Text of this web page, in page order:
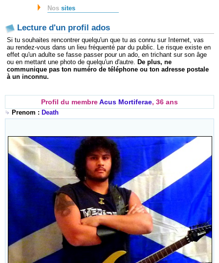
Nossites
Lecture d'un profil ados
Si tu souhaites rencontrer quelqu'un que tu as connu sur Internet, vas
au rendez-vous dans un lieu fréquenté par du public. Le risque existe en
effet qu'un adulte se fasse passer pour un ado, en trichant sur son âge
ou en mettant une photo de quelqu'un d'autre. De plus, ne
communique pas ton numéro de téléphone ou ton adresse postale
à un inconnu.
Profil du membreAcus Mortiferae, 36 ans
Prenom : Death